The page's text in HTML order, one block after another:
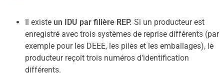
Il existe un IDU par filière REP. Si un producteur est
enregistré avec trois systèmes de reprise différents (par
exemple pour les DEEE, les piles et les emballages), le
producteur reçoit trois numéros d'identification
différents.